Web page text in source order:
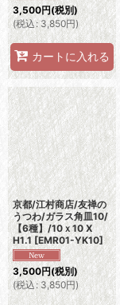
3,500円(税別)
(税込: 3,850円)
カートに入れる
京都/江村商店/友禅の
うつわ/ガラス角皿10/
【6種】/10ｘ10 X
H1.1 [EMR01-YK10]
3,500円(税別)
(税込: 3,850円)